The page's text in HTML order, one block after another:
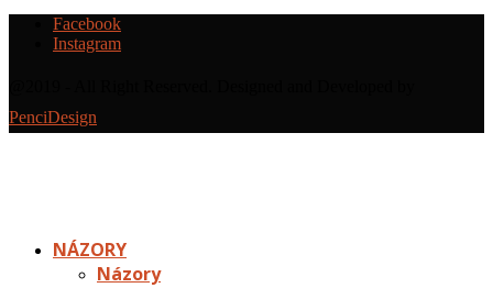
Facebook
Instagram
PenciDesign
NÁZORY
Názory